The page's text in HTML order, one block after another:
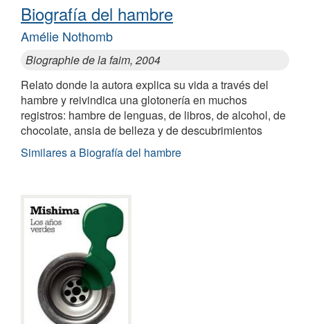
Biografía del hambre
Amélie Nothomb
Biographie de la faim, 2004
Relato donde la autora explica su vida a través del
hambre y reivindica una glotonería en muchos
registros: hambre de lenguas, de libros, de alcohol, de
chocolate, ansia de belleza y de descubrimientos
Similares a Biografía del hambre